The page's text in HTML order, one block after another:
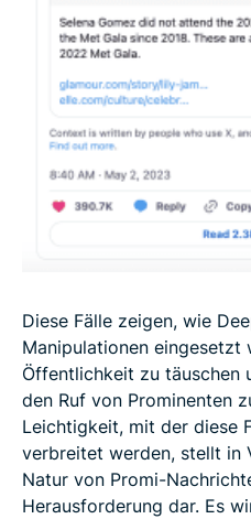
Diese Fälle zeigen, wie
Manipulationen eingesetzt
Öffentlichkeit zu täuschen
den Ruf von Prominenten
Leichtigkeit, mit der diese
verbreitet werden, stellt in
Natur von Promi-
Herausforderung dar. Es